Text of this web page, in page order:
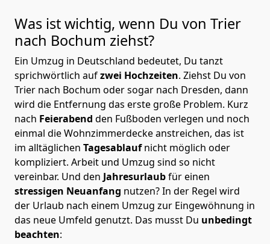
Was ist wichtig, wenn Du von Trier
nach Bochum ziehst?
Ein Umzug in Deutschland bedeutet, Du tanzt
sprichwörtlich aufzwei Hochzeiten. Ziehst Du von
Trier nach Bochum oder sogar nach Dresden, dann
wird die Entfernung das erste große Problem. Kurz
nach Feierabend den Fußboden verlegen und noch
einmal die Wohnzimmerdecke anstreichen, das ist
im alltäglichen Tagesablaufnicht möglich oder
kompliziert. Arbeit und Umzug sind so nicht
vereinbar. Und den Jahresurlaubfür einen
stressigen Neuanfang nutzen? In der Regel wird
der Urlaub nach einem Umzug zur Eingewöhnung in
das neue Umfeld genutzt. Das musst Du unbedingt
beachten: